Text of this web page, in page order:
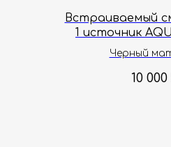
Встраиваемый
1 источник
Черный
10 000